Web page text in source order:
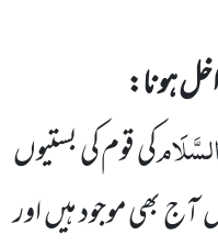
ہونا:
کی قوم کی بستیوں
آج بھی موجود ہیںاور